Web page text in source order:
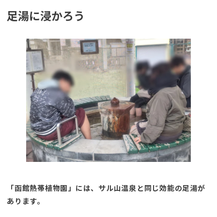
足湯に浸かろう
「函館熱帯植物園」には、サル山温泉と同じ効能の足湯が
あります。